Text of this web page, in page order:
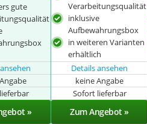
gute
Verarbeitungsqualität
inklusive
Aufbewahrungsbox
in weiteren Varianten
erhältlich
Details ansehen
keine Angabe
Sofort lieferbar
» Zum Angebot »